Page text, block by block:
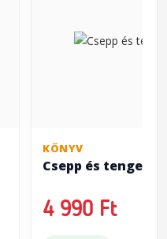
KÖNYV
Csepp és tenger
4 990 Ft